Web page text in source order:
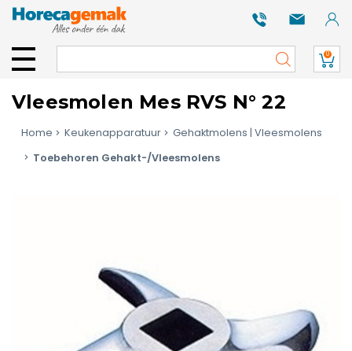
0
Vleesmolen Mes RVS N° 22
Home Keukenapparatuur
Gehaktmolens | Vleesmolens
Toebehoren Gehakt-/Vleesmolens